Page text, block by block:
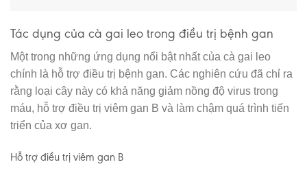
Tác dụng của cà gai leo trong điều trị bệnh gan
Một trong những ứng dụng nổi bật nhất của cà gai leo
chính là hỗ trợ điều trị bệnh gan. Các nghiên cứu đã chỉ ra
rằng loại cây này có khả năng giảm nồng độ virus trong
máu, hỗ trợ điều trị viêm gan B và làm chậm quá trình tiến
triển của xơ gan.
Hỗ trợ điều trị viêm gan B